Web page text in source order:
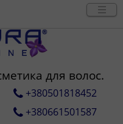
для волос.
+380501818452
+380661501587